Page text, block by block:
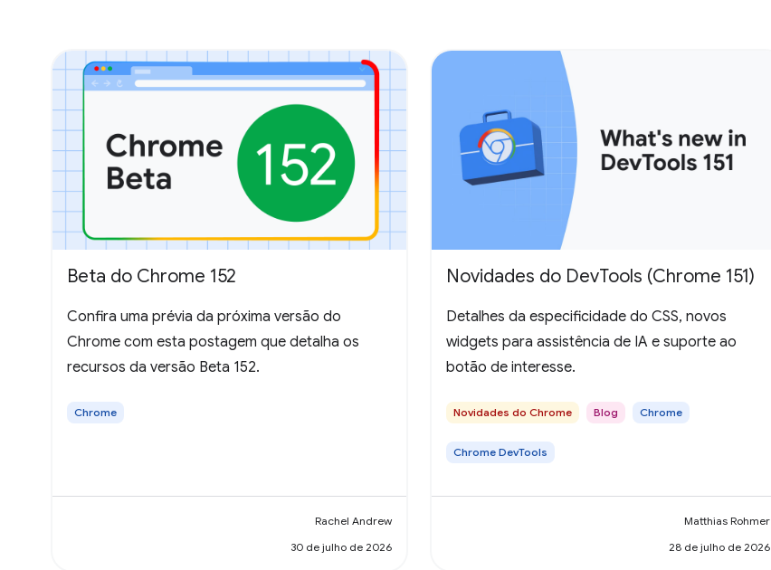
Beta do Chrome 152
Confira uma prévia da próxima versão do
Chrome com esta postagem que detalha os
recursos da versão Beta 152.
Chrome
Rachel Andrew
30 de julho de 2026
Novidades do DevTools (Chrome 151)
Detalhes da especificidade do CSS, novos
widgets para assistência de IA e suporte ao
botão de interesse.
Novidades do Chrome Blog Chrome
Chrome DevTools
Matthias Rohmer
28 de julho de 2026